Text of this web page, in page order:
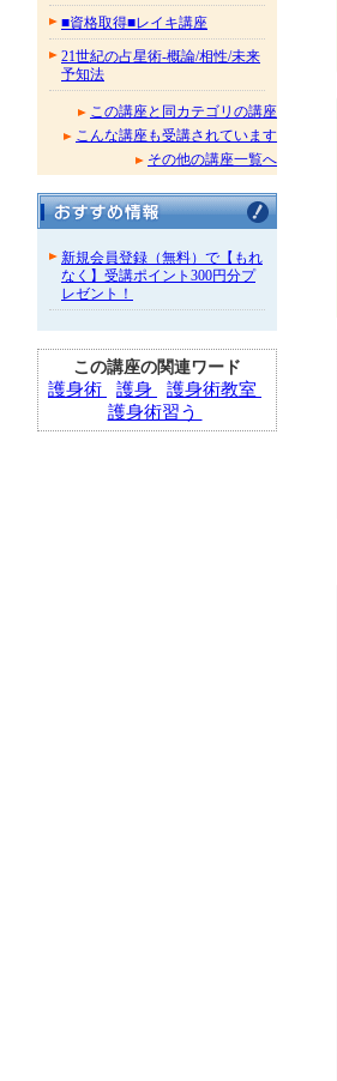
■資格取得■レイキ講座
21世紀の占星術-概論/相性/未来
予知法
この講座と同カテゴリの講座
こんな講座も受講されています
その他の講座一覧へ
新規会員登録（無料）で【もれ
なく】受講ポイント300円分プ
レゼント！
この講座の関連ワード
護身術 護身
護身術教室
護身術習う